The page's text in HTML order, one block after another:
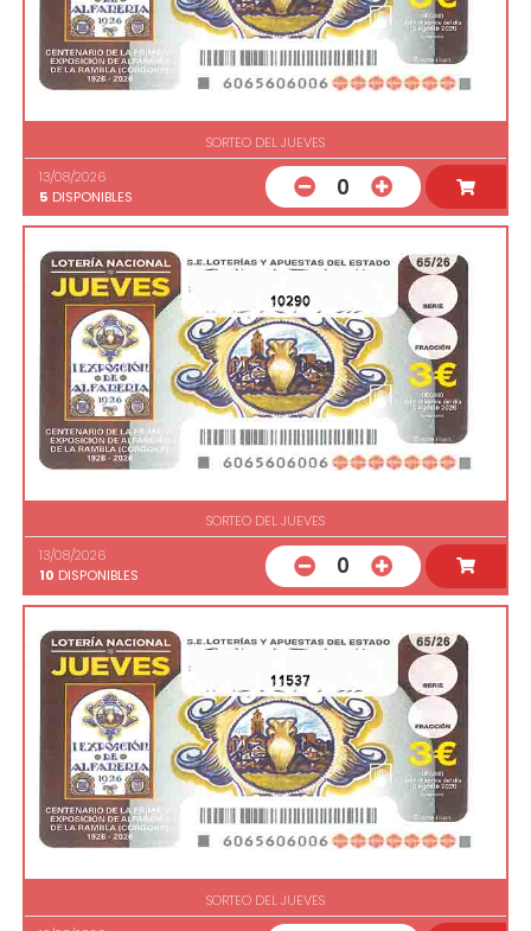
SORTEO DEL JUEVES
13/08/2026
5 DISPONIBLES 0
10290
SORTEO DEL JUEVES
13/08/2026
10 DISPONIBLES 0
11537
SORTEO DEL JUEVES